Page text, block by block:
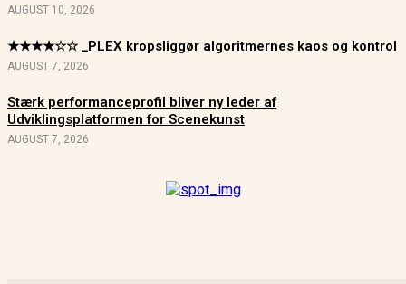
AUGUST 10, 2026
★★★★☆☆ _PLEX kropsliggør algoritmernes kaos og kontrol
AUGUST 7, 2026
Stærk performanceprofil bliver ny leder af
Udviklingsplatformen for Scenekunst
AUGUST 7, 2026